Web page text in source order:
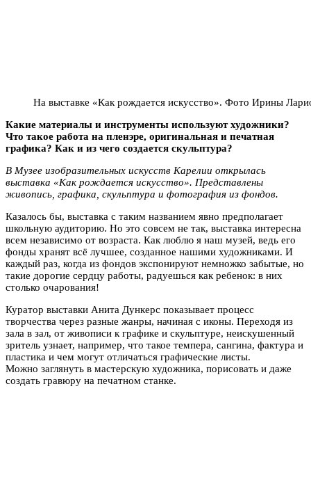
На выставке «Как рождается искусство». Фото Ирины
Какие материалы и инструменты используют художники?
Что такое работа на пленэре, оригинальная и печатная
графика? Как и из чего создается скульптура?
В Музее изобразительных искусств Карелии открылась
выставка «Как рождается искусство». Представлены
живопись, графика, скульптура и фотография из фондов.
Казалось бы, выставка с таким названием явно предполагает
школьную аудиторию. Но это совсем не так, выставка интересна
всем независимо от возраста. Как люблю я наш музей, ведь его
фонды хранят всё лучшее, созданное нашими художниками. И
каждый раз, когда из фондов экспонируют немножко забытые, но
такие дорогие сердцу работы, радуешься как ребенок: в них
столько очарования!
Куратор выставки Анита Дункерс показывает процесс
творчества через разные жанры, начиная с иконы. Переходя из
зала в зал, от живописи к графике и скульптуре, неискушенный
зритель узнает, например, что такое темпера, сангина, фактура и
пластика и чем могут отличаться графические листы.
Можно заглянуть в мастерскую художника, порисовать и даже
создать гравюру на печатном станке.